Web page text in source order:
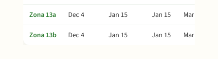
Zona 13a
Dec 4 Jan 15 Jan 15
Mar 31
Zona 13b
Dec 4 Jan 15 Jan 15 Mar 31